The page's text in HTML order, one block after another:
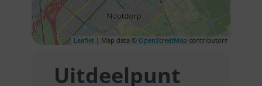
Leaflet | Map data © OpenStreetMap contributors
Uitdeelpunt